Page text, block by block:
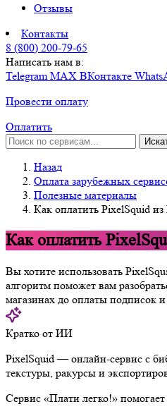
Отзывы
Контакты
8 (800) 200-79-65
Написать нам в:
TelegramMAX ВКонтакте
Провести оплату
Оплатить
Назад
Оплата зарубежных
Полезные материалы
Как оплатить PixelSquid
Как оплатить
Вы хотите использовать
алгоритм поможет вам
магазинах до оплаты подписок
Кратко от ИИ
PixelSquid — онлайн-сервис с
текстуры, ракурсы и
Сервис «Плати легко!»